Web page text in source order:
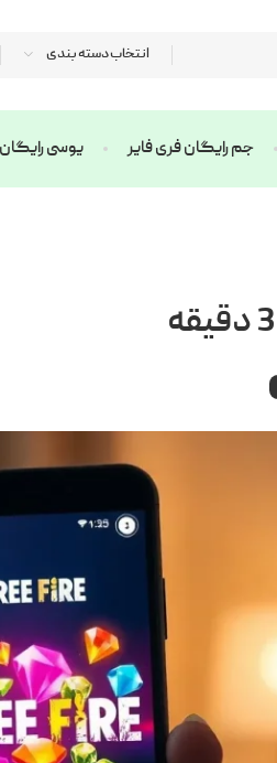
انتخاب دسته بندی
جم رایگان فری فایر یوسی